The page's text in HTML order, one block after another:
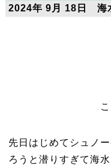
2024年 9月 18日 海
先日はじめてシュノ
ろうと潜りすぎて海